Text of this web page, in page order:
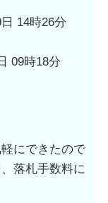
14時26分
09時18分
にできたので
落札手数料に